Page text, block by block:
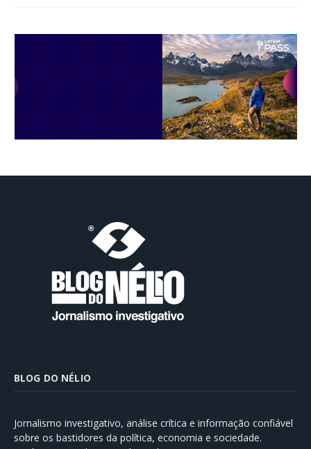
BLOG DO NÉLIO
Jornalismo investigativo, análise crítica e informação confiável
sobre os bastidores da política, economia e sociedade.